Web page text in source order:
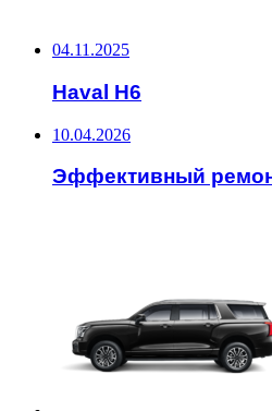
04.11.2025
Haval H6
10.04.2026
Эффективный